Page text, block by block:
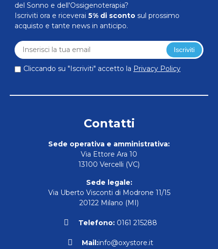
del Sonno e dell'Ossigenoterapia?
Iscriviti ora e riceverai 5% di sconto sul prossimo
acquisto e tante news in anticipo.
Iscriviti
Cliccando su "Iscriviti" accetto la Privacy Policy
Contatti
Sede operativa e amministrativa:
Via Ettore Ara 10
13100 Vercelli (VC)
Sede legale:
Via Uberto Visconti di Modrone 11/15
20122 Milano (MI)
Telefono:0161 215288
Mail:info@oxystore.it